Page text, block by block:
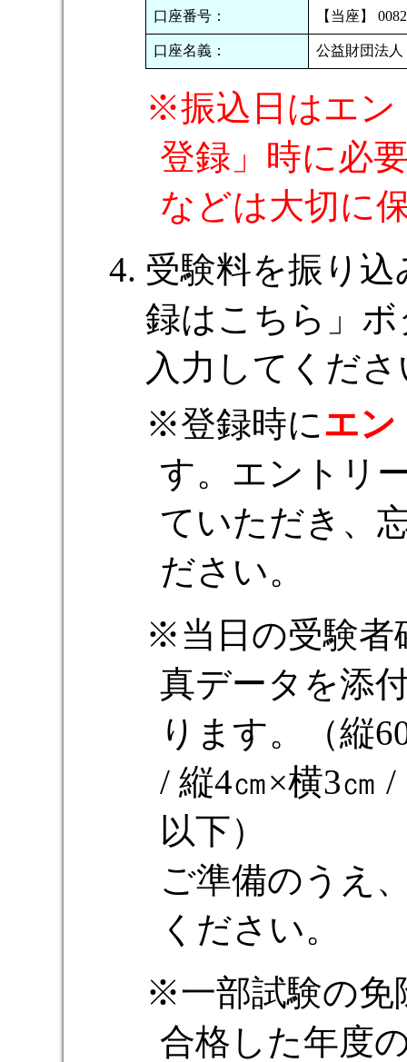
口座番号： 【当座】
口座名義： 公益財団法
振込日はエ
登録」時に必
などは大切に
受験料を振り
録はこちら」
入力してくだ
登録時にエン
す。エントリ
ていただき、
ださい。
当日の受験
真データを添
ります。（縦
/ 縦4㎝×横3㎝
以下）
ご準備のうえ
ください。
一部試験の
合格した年度